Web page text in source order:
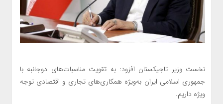
نخست وزیر تاجیکستان افزود: به تقویت مناسبات‌های دوجانبه با
جمهوری اسلامی ایران به‌ویژه همکاری‌های تجاری و اقتصادی توجه
ویژه داریم.